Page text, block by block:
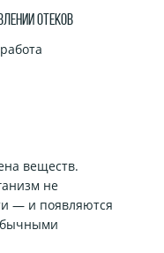
отеков
веществ.
не
— и появляются